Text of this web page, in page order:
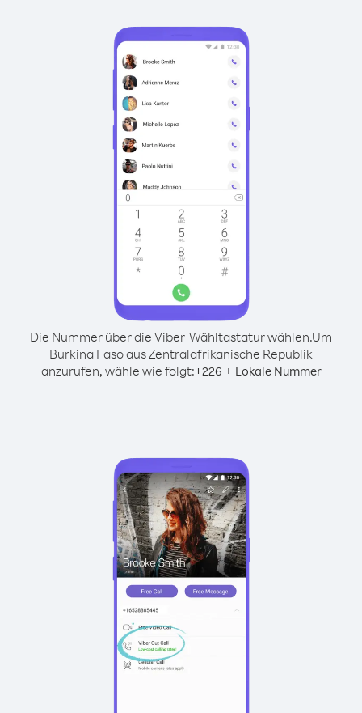
Die Nummer über die Viber-Wähltastatur wählen.Um
Burkina Faso aus Zentralafrikanische Republik
anzurufen, wähle wie folgt:+226 + Lokale Nummer